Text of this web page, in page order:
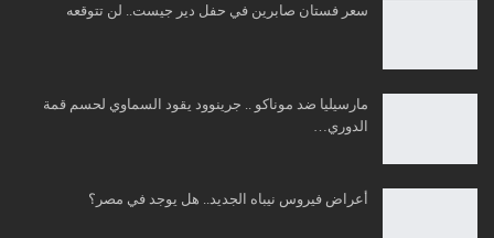
سعر فستان صابرين في حفل دير جيست.. لن تتوقعه
مارسيليا ضد موناكو .. جرينوود يقود السماوي لحسم قمة
الدوري…
أعراض فيروس نيباه الجديد.. هل يوجد في مصر؟